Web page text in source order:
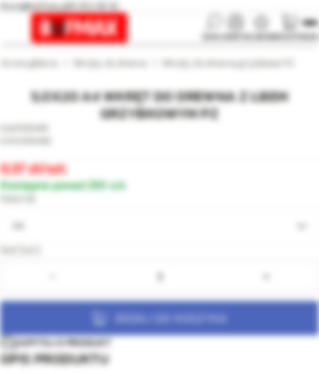
biuro@bufmax.pl91 453 08 92
ULUBIONEKOSZYK
Strona główna Wkręty do drewna Wkręty do drewna grzybkowe PZ
5,0X20 A4 WKRĘT DO DREWNA Z ŁBEM
GRZYBKOWYM PZ
008466
0,37 /szt.
Dostępne ponad 250 szt.
A4
DODAJ DO KOSZYKA
ZAPYTAJ O PRODUKT
OPIS PRODUKTU